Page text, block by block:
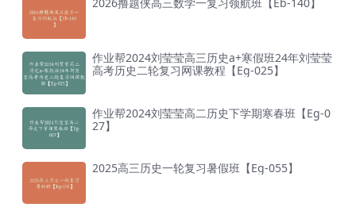
作业帮2024刘莹莹高三历史a+寒假班24年刘莹莹
高考历史二轮复习网课教程【Eg-025】
作业帮2024刘莹莹高二历史下学期寒春班【Eg-0
27】
2025高三历史一轮复习暑假班【Eg-055】